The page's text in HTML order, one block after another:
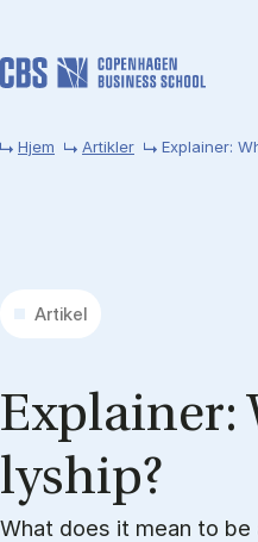
Hjem Artikler Explainer:
Artikel
Ex­plai­ner:
lys­hip?
What does it mean to be